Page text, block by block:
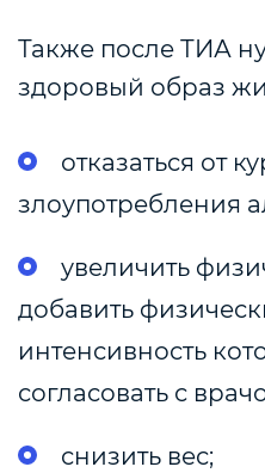
Также после ТИА
здоровый образ
отказаться от
злоупотребления
увеличить
добавить
интенсивность
согласовать с
снизить вес;